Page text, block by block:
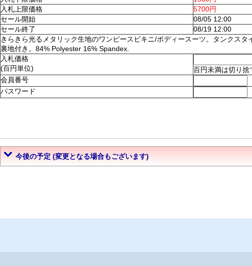
入札上限価格
5700円
セール開始
08/05 12:00
セール終了
08/19 12:00
きらきら光るメタリック生地のワンピースビキニ/ボディースーツ。タンクス
裏地付き。84% Polyester 16% Spandex.
入札価格
(百円単位)
百円未満は切り捨
会員番号
パスワード
今後の予定 (変更となる場合もございます)